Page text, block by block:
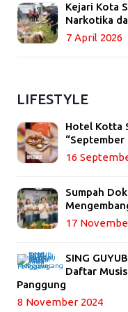
Kejari Kota
Narkotika
7 April 2026
LIFESTYLE
Hotel Kotta
“September
16
Sumpah
17
SING
Daftar
Panggung
8 November 2024